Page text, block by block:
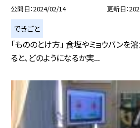
公開日 2024/02/14 更新日
できごと
「もののとけ方」 食塩やミョウバンを
ると、どのようになるか実...